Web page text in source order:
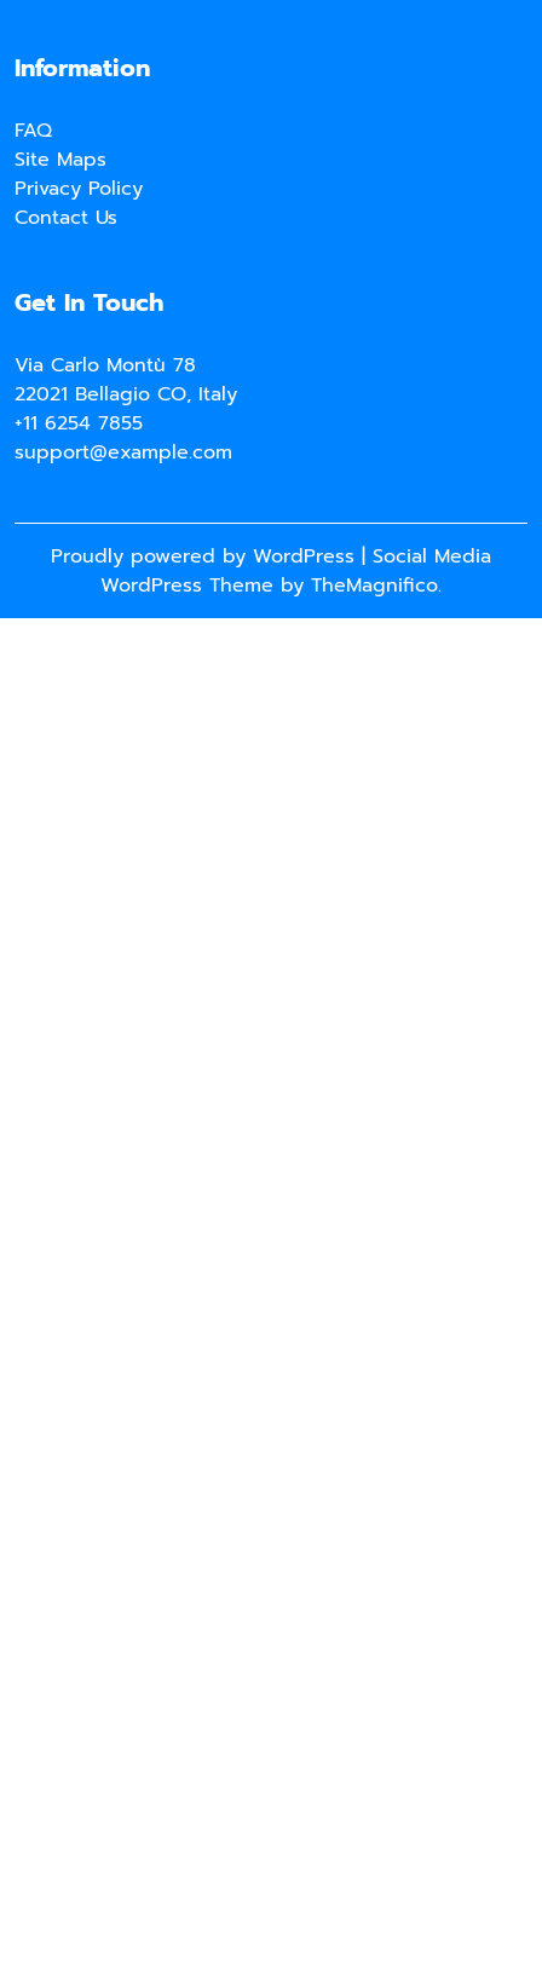
Information
FAQ
Site Maps
Privacy Policy
Contact Us
Get In Touch
Via Carlo Montù 78
22021 Bellagio CO, Italy
+11 6254 7855
support@example.com
Proudly powered by WordPress | Social Media
WordPress Theme by TheMagnifico.